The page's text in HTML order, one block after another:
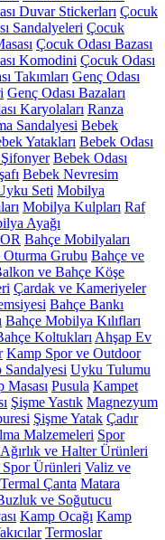
Duvar Stickerları Çocuk
Sandalyeleri Çocuk
Çocuk Odası Bazası
Komodini Çocuk Odası
Takımları Genç Odası
Genç Odası Bazaları
Karyolaları Ranza
Sandalyesi Bebek
Yatakları Bebek Odası
Bebek Odası
Bebek Nevresim
Seti Mobilya
Mobilya Kulpları Raf
Ayağı
Bahçe Mobilyaları
Grubu Bahçe ve
ve Bahçe Köşe
Çardak ve Kameriyeler
Bahçe Bankı
Bahçe Mobilya Kılıfları
Koltukları Ahşap Ev
Kamp Spor ve Outdoor
Sandalyesi Uyku Tulumu
Masası Pusula Kampet
Şişme Yastık Magnezyum
Şişme Yatak Çadır
Malzemeleri Spor
Ağırlık ve Halter Ürünleri
Ürünleri Valiz ve
Termal Çanta Matara
ve Soğutucu
Kamp Ocağı Kamp
Termoslar